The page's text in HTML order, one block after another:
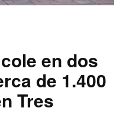
en dos
de 1.400
Tres